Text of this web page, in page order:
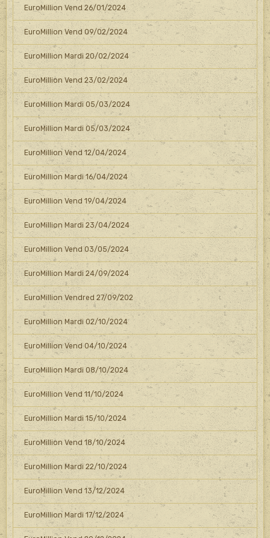
EuroMillion Vend 26/01/2024
EuroMillion Vend 09/02/2024
EuroMillion Mardi 20/02/2024
EuroMillion Vend 23/02/2024
EuroMillion Mardi 05/03/2024
EuroMillion Mardi 05/03/2024
EuroMillion Vend 12/04/2024
EuroMillion Mardi 16/04/2024
EuroMillion Vend 19/04/2024
EuroMillion Mardi 23/04/2024
EuroMillion Vend 03/05/2024
EuroMillion Mardi 24/09/2024
EuroMillion Vendred 27/09/202
EuroMillion Mardi 02/10/2024
EuroMillion Vend 04/10/2024
EuroMillion Mardi 08/10/2024
EuroMillion Vend 11/10/2024
EuroMillion Mardi 15/10/2024
EuroMillion Vend 18/10/2024
EuroMillion Mardi 22/10/2024
EuroMillion Vend 13/12/2024
EuroMillion Mardi 17/12/2024